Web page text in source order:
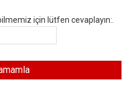
için lütfen cevaplayın:.